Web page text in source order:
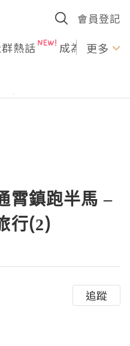
會員登記
熱話 成為U更多
霄鎮跑半馬 –
行(2)
追蹤